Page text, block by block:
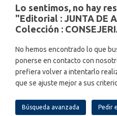
Lo sentimos, no hay
"Editorial : JUNTA DE
Colección :
No hemos encontrado lo que
ponerse en contacto con
prefiera volver a intentarlo
que se ajuste mejor a sus
Búsqueda avanzada Pedir